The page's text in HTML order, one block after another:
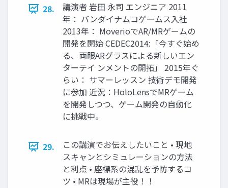
28.
講演者 岩田 永司 エンジニア 2011
年： バンダイナムコゲームス入社
2013年： MoverioでAR/MRゲームの
開発を開始 CEDEC2014:「今すぐ始め
る、両眼ARグラスによる新しいエン
ターテイ ンメントの開拓」 2015年ぐ
らい： サマーレッスン 技術デモ開発
に参加 近況：HoloLensでMRゲーム
を開発しつつ、ゲーム開発の自動化
に挑戦中。
29.
この講演でお伝えしたいこと • 現地
スキャンとシミュレーションの方法
と利点 • 座標系の混乱を予防するコ
ツ • MRは現場が主役！！